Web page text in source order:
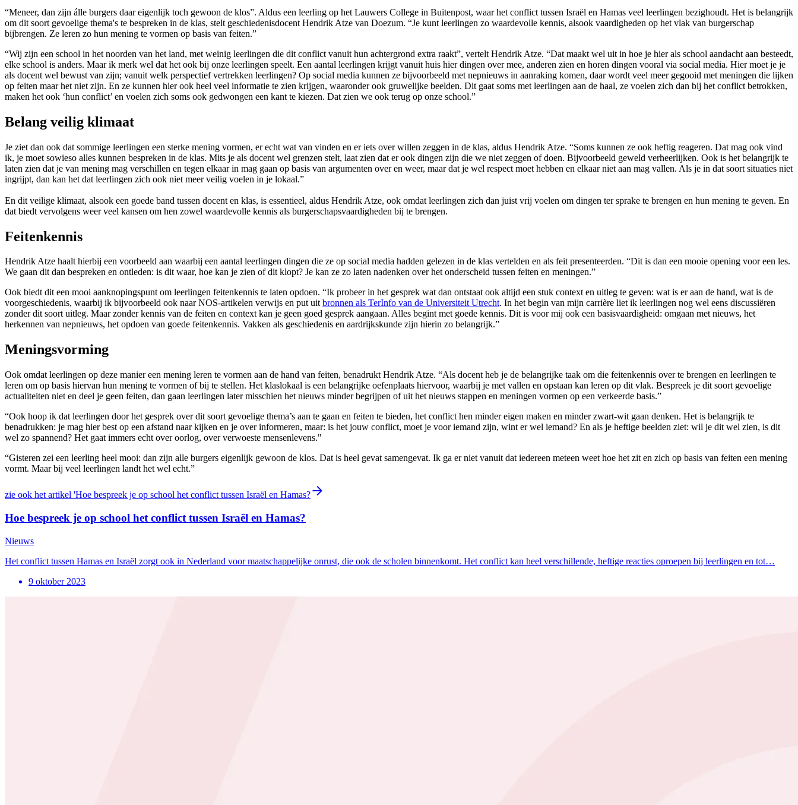
“Meneer, dan zijn álle burgers daar eigenlijk toch gewoon de klos”. Aldus een leerling op het Lauwers College in Buitenpost, waar het conflict tussen Israël en Hamas veel leerlingen bezighoudt. Het is belangrijk
om dit soort gevoelige thema's te bespreken in de klas, stelt geschiedenisdocent Hendrik Atze van Doezum. “Je kunt leerlingen zo waardevolle kennis, alsook vaardigheden op het vlak van burgerschap
bijbrengen. Ze leren zo hun mening te vormen op basis van feiten.”
“Wij zijn een school in het noorden van het land, met weinig leerlingen die dit conflict vanuit hun achtergrond extra raakt”, vertelt Hendrik Atze. “Dat maakt wel uit in hoe je hier als school aandacht aan besteedt,
elke school is anders. Maar ik merk wel dat het ook bij onze leerlingen speelt. Een aantal leerlingen krijgt vanuit huis hier dingen over mee, anderen zien en horen dingen vooral via social media. Hier moet je je
als docent wel bewust van zijn; vanuit welk perspectief vertrekken leerlingen? Op social media kunnen ze bijvoorbeeld met nepnieuws in aanraking komen, daar wordt veel meer gegooid met meningen die lijken
op feiten maar het niet zijn. En ze kunnen hier ook heel veel informatie te zien krijgen, waaronder ook gruwelijke beelden. Dit gaat soms met leerlingen aan de haal, ze voelen zich dan bij het conflict betrokken,
maken het ook ‘hun conflict’ en voelen zich soms ook gedwongen een kant te kiezen. Dat zien we ook terug op onze school.”
Belang veilig klimaat
Je ziet dan ook dat sommige leerlingen een sterke mening vormen, er echt wat van vinden en er iets over willen zeggen in de klas, aldus Hendrik Atze. “Soms kunnen ze ook heftig reageren. Dat mag ook vind
ik, je moet sowieso alles kunnen bespreken in de klas. Mits je als docent wel grenzen stelt, laat zien dat er ook dingen zijn die we niet zeggen of doen. Bijvoorbeeld geweld verheerlijken. Ook is het belangrijk te
laten zien dat je van mening mag verschillen en tegen elkaar in mag gaan op basis van argumenten over en weer, maar dat je wel respect moet hebben en elkaar niet aan mag vallen. Als je in dat soort situaties niet
ingrijpt, dan kan het dat leerlingen zich ook niet meer veilig voelen in je lokaal.”
En dit veilige klimaat, alsook een goede band tussen docent en klas, is essentieel, aldus Hendrik Atze, ook omdat leerlingen zich dan juist vrij voelen om dingen ter sprake te brengen en hun mening te geven. En
dat biedt vervolgens weer veel kansen om hen zowel waardevolle kennis als burgerschapsvaardigheden bij te brengen.
Feitenkennis
Hendrik Atze haalt hierbij een voorbeeld aan waarbij een aantal leerlingen dingen die ze op social media hadden gelezen in de klas vertelden en als feit presenteerden. “Dit is dan een mooie opening voor een les.
We gaan dit dan bespreken en ontleden: is dit waar, hoe kan je zien of dit klopt? Je kan ze zo laten nadenken over het onderscheid tussen feiten en meningen.”
Ook biedt dit een mooi aanknopingspunt om leerlingen feitenkennis te laten opdoen. “Ik probeer in het gesprek wat dan ontstaat ook altijd een stuk context en uitleg te geven: wat is er aan de hand, wat is de
voorgeschiedenis, waarbij ik bijvoorbeeld ook naar NOS-artikelen verwijs en put uitbronnen als TerInfo van de Universiteit Utrecht. In het begin van mijn carrière liet ik leerlingen nog wel eens discussiëren
zonder dit soort uitleg. Maar zonder kennis van de feiten en context kan je geen goed gesprek aangaan. Alles begint met goede kennis. Dit is voor mij ook een basisvaardigheid: omgaan met nieuws, het
herkennen van nepnieuws, het opdoen van goede feitenkennis. Vakken als geschiedenis en aardrijkskunde zijn hierin zo belangrijk.”
Meningsvorming
Ook omdat leerlingen op deze manier een mening leren te vormen aan de hand van feiten, benadrukt Hendrik Atze. “Als docent heb je de belangrijke taak om die feitenkennis over te brengen en leerlingen te
leren om op basis hiervan hun mening te vormen of bij te stellen. Het klaslokaal is een belangrijke oefenplaats hiervoor, waarbij je met vallen en opstaan kan leren op dit vlak. Bespreek je dit soort gevoelige
actualiteiten niet en deel je geen feiten, dan gaan leerlingen later misschien het nieuws minder begrijpen of uit het nieuws stappen en meningen vormen op een verkeerde basis.”
“Ook hoop ik dat leerlingen door het gesprek over dit soort gevoelige thema’s aan te gaan en feiten te bieden, het conflict hen minder eigen maken en minder zwart-wit gaan denken. Het is belangrijk te
benadrukken: je mag hier best op een afstand naar kijken en je over informeren, maar: is het jouw conflict, moet je voor iemand zijn, wint er wel iemand? En als je heftige beelden ziet: wil je dit wel zien, is dit
wel zo spannend? Het gaat immers echt over oorlog, over verwoeste mensenlevens."
“Gisteren zei een leerling heel mooi: dan zijn alle burgers eigenlijk gewoon de klos. Dat is heel gevat samengevat. Ik ga er niet vanuit dat iedereen meteen weet hoe het zit en zich op basis van feiten een mening
vormt. Maar bij veel leerlingen landt het wel echt.”
zie ook het artikel 'Hoe bespreek je op school het conflict tussen Israël en Hamas?
Hoe bespreek je op school het conflict tussen Israël en Hamas?
Nieuws
Het conflict tussen Hamas en Israël zorgt ook in Nederland voor maatschappelijke onrust, die ook de scholen binnenkomt. Het conflict kan heel verschillende, heftige reacties oproepen bij leerlingen en tot…
9 oktober 2023